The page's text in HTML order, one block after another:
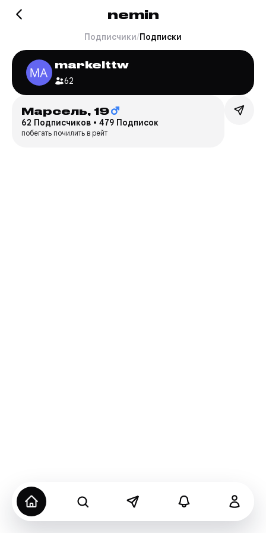
nemin
Подписчики/Подписки
markelttw
62
Марсель, 19
62 Подписчиков • 479 Подписок
побегать почилить в рейт